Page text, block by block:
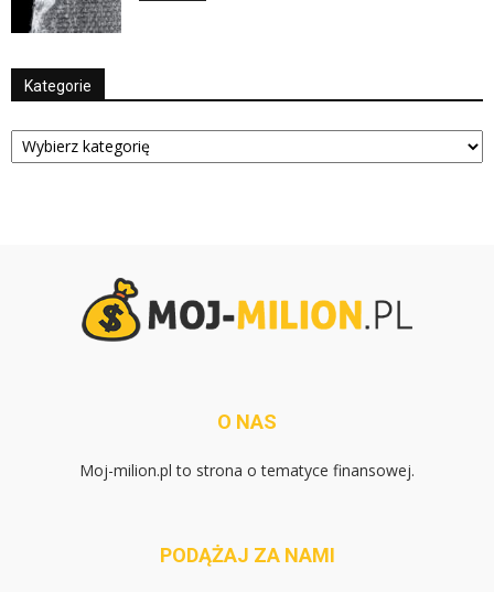
Kategorie
Kategorie
O NAS
Moj-milion.pl to strona o tematyce finansowej.
PODĄŻAJ ZA NAMI